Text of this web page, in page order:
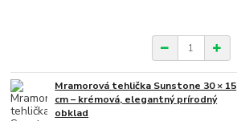
Mramorová tehlička Sunstone 30 × 15
cm – krémová, elegantný prírodný
obklad